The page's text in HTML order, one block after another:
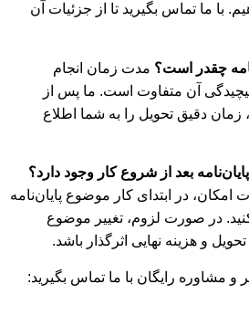
با ما تماس بگیرید تا از جزئیات آن
مدت زمان انجام
آن متفاوت است. ما پس از
زمان دقیق تحویل را به شما اطلاع
امکان، در ابتدای کار موضوع پایان‌نامه
در صورت لزوم، تغییر موضوع
و هزینه نهایی اثرگذار باشد.
مشاوره رایگان با ما تماس بگیرید: